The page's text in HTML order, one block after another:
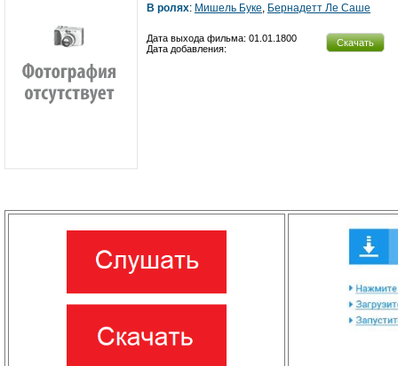
В ролях: Мишель Буке, Бернадетт Ле Саше
Скачать
Дата выхода фильма: 01.01.1800
Дата добавления: